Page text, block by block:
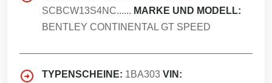
SCBCW13S4NC...... MARKE UND MODELL:
BENTLEY CONTINENTAL GT SPEED
TYPENSCHEINE: 1BA303 VIN: